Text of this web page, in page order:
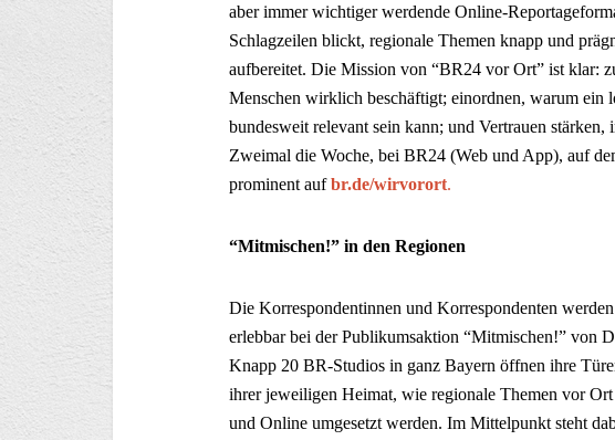
aber immer wichtiger werdende Online-
Schlagzeilen blickt, regionale Themen knapp und
aufbereitet. Die Mission von “BR24 vor Ort” ist klar:
Menschen wirklich beschäftigt; einordnen, warum ein
bundesweit relevant sein kann; und Vertrauen stärken,
Zweimal die Woche, bei BR24 (Web und App), auf
prominent aufbr.de/wirvorort.
“Mitmischen!” in den Regionen
Die Korrespondentinnen und Korrespondenten
erlebbar bei der Publikumsaktion “Mitmischen!” von
Knapp 20 BR-Studios in ganz Bayern öffnen ihre
ihrer jeweiligen Heimat, wie regionale Themen vor
und Online umgesetzt werden. Im Mittelpunkt steht